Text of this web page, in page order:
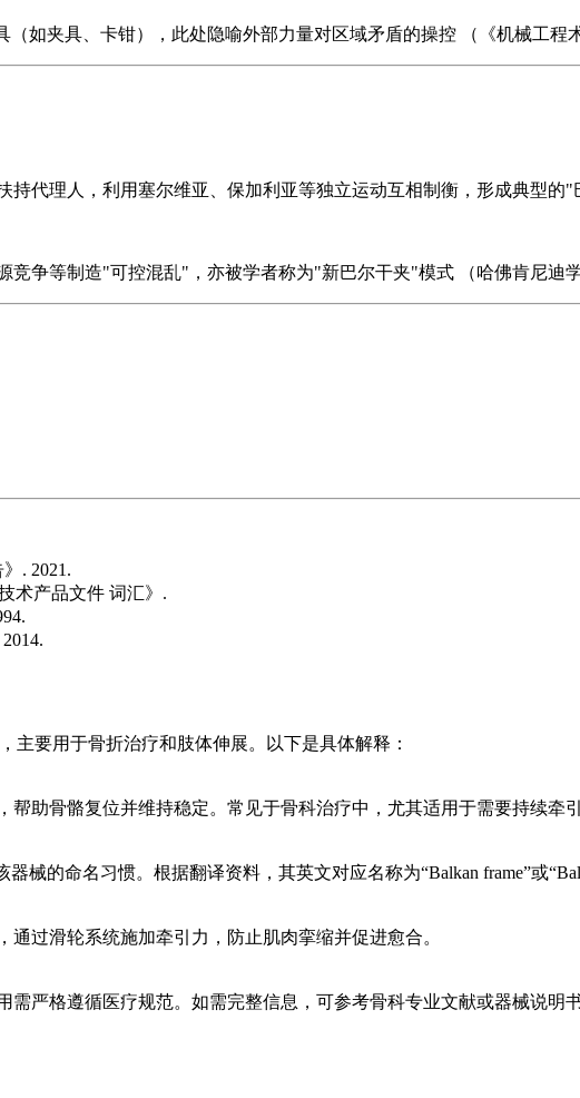
如夹具、卡钳），此处隐喻外部力量对区域矛盾的操控 （《机械工程术
持代理人，利用塞尔维亚、保加利亚等独立运动互相制衡，形成典型的"
竞争等制造"可控混乱"，亦被学者称为"新巴尔干夹"模式 （哈佛肯尼迪
. 2021.
术产品文件 词汇》.
主要用于骨折治疗和肢体伸展。以下是具体解释：
助骨骼复位并维持稳定。常见于骨科治疗中，尤其适用于需要持续牵
械的命名习惯。根据翻译资料，其英文对应名称为“Balkan frame”或
过滑轮系统施加牵引力，防止肌肉挛缩并促进愈合。
严格遵循医疗规范。如需完整信息，可参考骨科专业文献或器械说明书